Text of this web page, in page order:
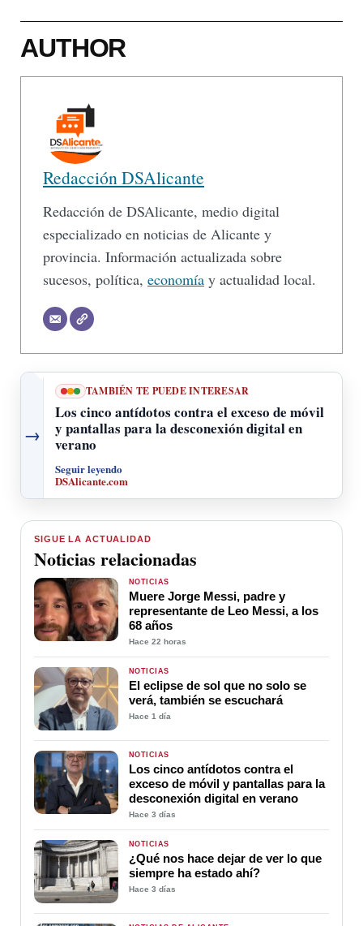
AUTHOR
Redacción DSAlicante
Redacción de DSAlicante, medio digital
especializado en noticias de Alicante y
provincia. Información actualizada sobre
sucesos, política, economía y actualidad local.
→
TAMBIÉN TE PUEDE INTERESAR
Los cinco antídotos contra el exceso de móvil
y pantallas para la desconexión digital en
verano
Seguir leyendo
DSAlicante.com
SIGUE LA ACTUALIDAD
Noticias relacionadas
NOTICIAS
Muere Jorge Messi, padre y
representante de Leo Messi, a los
68 años
Hace 22 horas
NOTICIAS
El eclipse de sol que no solo se
verá, también se escuchará
Hace 1 día
NOTICIAS
Los cinco antídotos contra el
exceso de móvil y pantallas para la
desconexión digital en verano
Hace 3 días
NOTICIAS
¿Qué nos hace dejar de ver lo que
siempre ha estado ahí?
Hace 3 días